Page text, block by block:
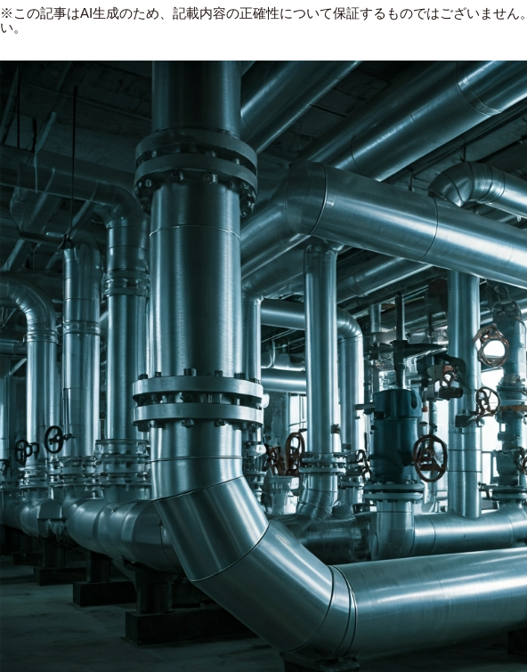
※この記事はAI生成のため、記載内容の正確性について保証するものではございません
い。